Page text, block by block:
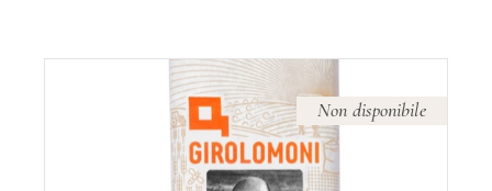
Non disponibile